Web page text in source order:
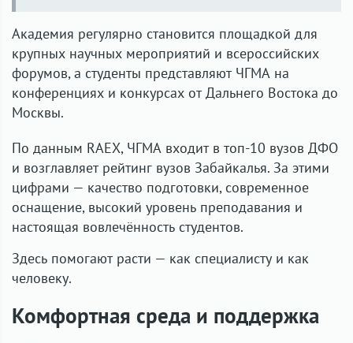
Академия регулярно становится площадкой для
крупных научных мероприятий и всероссийских
форумов, а студенты представляют ЧГМА на
конференциях и конкурсах от Дальнего Востока до
Москвы.
По данным RAEX, ЧГМА входит в топ-10 вузов ДФО
и возглавляет рейтинг вузов Забайкалья. За этими
цифрами — качество подготовки, современное
оснащение, высокий уровень преподавания и
настоящая вовлечённость студентов.
Здесь помогают расти — как специалисту и как
человеку.
Комфортная среда и поддержка